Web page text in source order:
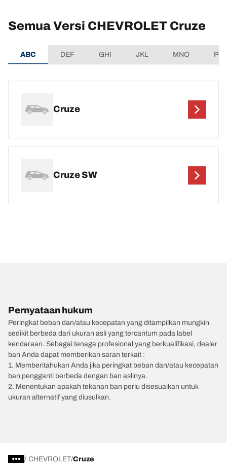
Semua Versi CHEVROLET Cruze
ABC DEF GHI JKL MNO
Cruze
Cruze SW
Pernyataan hukum
Peringkat beban dan/atau kecepatan yang ditampilkan mungkin
sedikit berbeda dari ukuran asli yang tercantum pada label
kendaraan. Sebagai tenaga profesional yang berkualifikasi, dealer
ban Anda dapat memberikan saran terkait :
1. Memberitahukan Anda jika peringkat beban dan/atau kecepatan
ban pengganti berbeda dengan ban aslinya.
2. Menentukan apakah tekanan ban perlu disesuaikan untuk
ukuran alternatif yang diusulkan.
/ CHEVROLET Cruze